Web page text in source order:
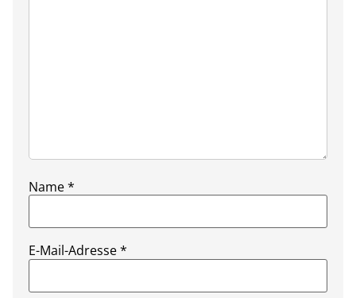
Name*
E-Mail-Adresse*